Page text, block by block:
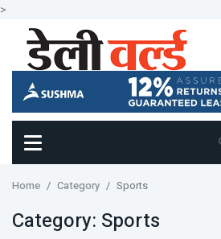
>
Home Category Sports
Category: Sports